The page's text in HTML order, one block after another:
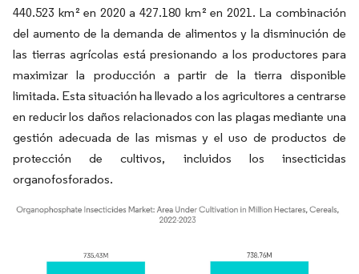
440.523 km² en 2020 a 427.180 km² en 2021. La combinación
del aumento de la demanda de alimentos y la disminución de
las tierras agrícolas está presionando a los productores para
maximizar la producción a partir de la tierra disponible
limitada. Esta situación ha llevado a los agricultores a centrarse
en reducir los daños relacionados con las plagas mediante una
gestión adecuada de las mismas y el uso de productos de
protección de cultivos, incluidos los insecticidas
organofosforados.